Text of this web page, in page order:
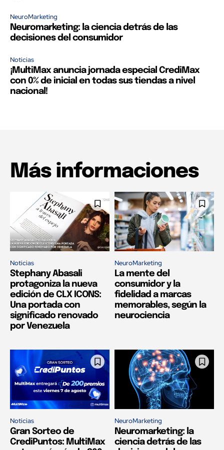
NeuroMarketing
Neuromarketing: la ciencia detrás de las
decisiones del consumidor
Noticias
¡MultiMax anuncia jornada especial CrediMax
con 0% de inicial en todas sus tiendas a nivel
nacional!
Más informaciones
Noticias
Stephany Abasali
protagoniza la nueva
edición de CLX ICONS:
Una portada con
significado renovado
por Venezuela
NeuroMarketing
La mente del
consumidor y la
fidelidad a marcas
memorables, según la
neurociencia
Noticias
Gran Sorteo de
CrediPuntos: MultiMax
NeuroMarketing
Neuromarketing: la
ciencia detrás de las